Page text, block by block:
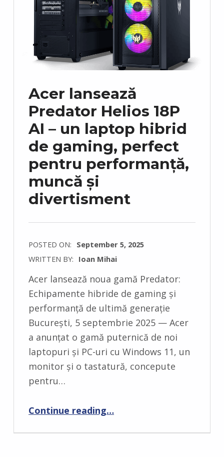
Acer lansează
Predator Helios 18P
AI – un laptop hibrid
de gaming, perfect
pentru performanță,
muncă și
divertisment
POSTED ON: September 5, 2025
WRITTEN BY: Ioan Mihai
C
O
M
N
Acer lansează noua gamă Predator:
Echipamente hibride de gaming și
performanță de ultimă generație
București, 5 septembrie 2025 — Acer
a anunțat o gamă puternică de noi
laptopuri și PC-uri cu Windows 11, un
monitor și o tastatură, concepute
pentru…
Continue reading“Acer lansează Predator Helios 18P AI – un laptop hibrid de gaming, perfect pentru performanță, muncă și divertisment”
…